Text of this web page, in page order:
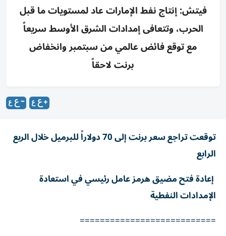
فيتش: إنتاج نفط الإمارات عاد لمستويات ما قبل
الحرب، وتتعافى إمدادات الشرق الأوسط سريعاً
مع توقع فائض عالمي من سبتمبر وانخفاض
برنت لاحقاً
توقعت تراجع سعر برنت إلى 70 دولاراً للبرميل خلال الربع
الرابع
إعادة فتح مضيق هرمز عامل رئيسي في استعادة
الإمدادات النفطية
===========================